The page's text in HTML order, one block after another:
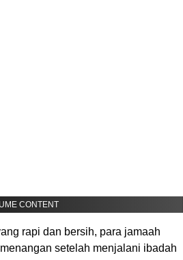
CONTENT
rapi dan bersih, para jamaah
setelah menjalani ibadah